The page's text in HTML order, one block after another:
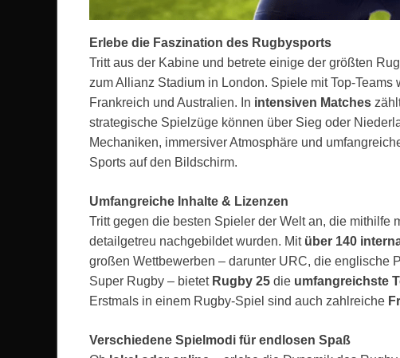
Erlebe die Faszination des Rugbysports
Tritt aus der Kabine und betrete einige der größten
zum Allianz Stadium in London. Spiele mit Top-
Frankreich und Australien. In intensiven Matches
strategische Spielzüge können über Sieg oder
Mechaniken, immersiver Atmosphäre und
Sports auf den Bildschirm.
Umfangreiche Inhalte & Lizenzen
Tritt gegen die besten Spieler der Welt an, die mithilfe
detailgetreu nachgebildet wurden. Mit über 140
großen Wettbewerben – darunter URC, die englische
Super Rugby – bietet Rugby 25 die umfangreichste
Erstmals in einem Rugby-Spiel sind auch zahlreiche
Verschiedene Spielmodi für endlosen Spaß